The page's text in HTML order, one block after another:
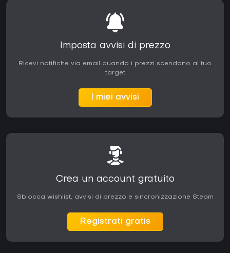
Imposta avvisi di prezzo
Ricevi notifiche via email quando i prezzi scendono al tuo
target
I miei avvisi
Crea un account gratuito
Sblocca wishlist, avvisi di prezzo e sincronizzazione Steam
Registrati gratis